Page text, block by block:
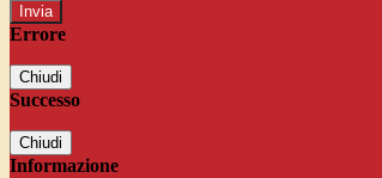
Errore
Chiudi
Successo
Chiudi
Informazione